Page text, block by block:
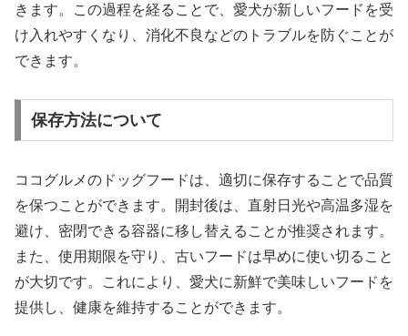
きます。この過程を経ることで、愛犬が新しいフードを受
け入れやすくなり、消化不良などのトラブルを防ぐことが
できます。
保存方法について
ココグルメのドッグフードは、適切に保存することで品質
を保つことができます。開封後は、直射日光や高温多湿を
避け、密閉できる容器に移し替えることが推奨されます。
また、使用期限を守り、古いフードは早めに使い切ること
が大切です。これにより、愛犬に新鮮で美味しいフードを
提供し、健康を維持することができます。